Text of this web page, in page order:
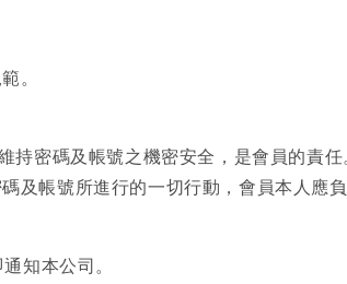
。
密碼及帳號之機密安全，是會員的責
帳號所進行的一切行動，會員本人應負
知本公司。